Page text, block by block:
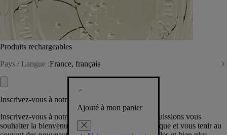
Produits rechargeables
Pays / Langue :France, français
Ajouté à mon panier
Inscrivez-vous à notre Newsletter
Inscrivez-vous à notre newsletter pour que nous puissions vous
souhaiter la bienvenue dans la communauté Diptyque et vous tenir au